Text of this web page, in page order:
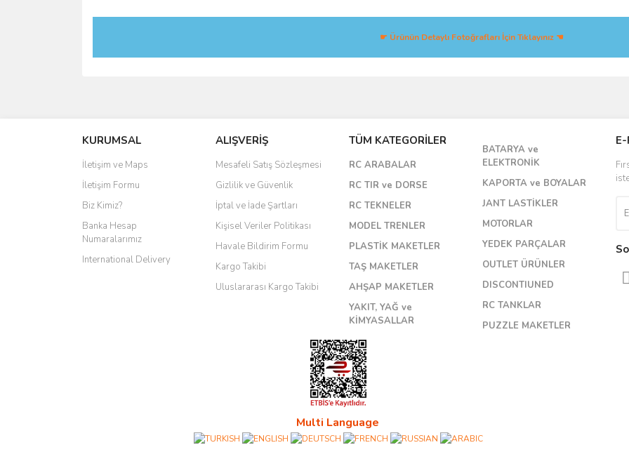
☛ Ürünün Detaylı Fotoğrafları İçin Tıklayınız ☚
Yorum Yaz
KURUMSAL
İletişim ve Maps
İletişim Formu
Biz Kimiz?
Banka Hesap
Numaralarımız
International Delivery
ALIŞVERİŞ
Mesafeli Satış Sözleşmesi
Gizlilik ve Güvenlik
İptal ve İade Şartları
Kişisel Veriler Politikası
Havale Bildirim Formu
Kargo Takibi
Uluslararası Kargo Takibi
TÜM KATEGORİLER
RC ARABALAR
RC TIR ve DORSE
RC TEKNELER
MODEL TRENLER
PLASTİK MAKETLER
TAŞ MAKETLER
AHŞAP MAKETLER
YAKIT, YAĞ ve
KİMYASALLAR
BATARYA ve
ELEKTRONİK
KAPORTA ve BOYALAR
JANT LASTİKLER
MOTORLAR
YEDEK PARÇALAR
OUTLET ÜRÜNLER
DISCONTIUNED
RC TANKLAR
PUZZLE MAKETLER
Multi Language